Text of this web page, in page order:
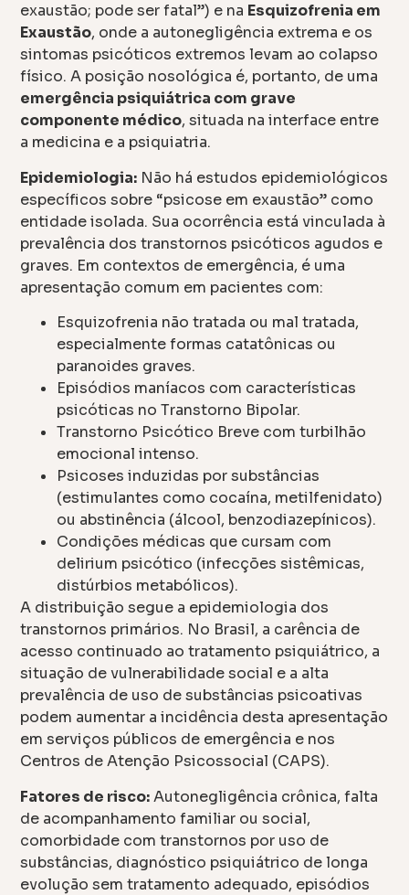
exaustão; pode ser fatal”) e na Esquizofrenia em
Exaustão, onde a autonegligência extrema e os
sintomas psicóticos extremos levam ao colapso
físico. A posição nosológica é, portanto, de uma
emergência psiquiátrica com grave
componente médico, situada na interface entre
a medicina e a psiquiatria.
Epidemiologia: Não há estudos epidemiológicos
específicos sobre “psicose em exaustão” como
entidade isolada. Sua ocorrência está vinculada à
prevalência dos transtornos psicóticos agudos e
graves. Em contextos de emergência, é uma
apresentação comum em pacientes com:
Esquizofrenia não tratada ou mal tratada,
especialmente formas catatônicas ou
paranoides graves.
Episódios maníacos com características
psicóticas no Transtorno Bipolar.
Transtorno Psicótico Breve com turbilhão
emocional intenso.
Psicoses induzidas por substâncias
(estimulantes como cocaína, metilfenidato)
ou abstinência (álcool, benzodiazepínicos).
Condições médicas que cursam com
delirium psicótico (infecções sistêmicas,
distúrbios metabólicos).
A distribuição segue a epidemiologia dos
transtornos primários. No Brasil, a carência de
acesso continuado ao tratamento psiquiátrico, a
situação de vulnerabilidade social e a alta
prevalência de uso de substâncias psicoativas
podem aumentar a incidência desta apresentação
em serviços públicos de emergência e nos
Centros de Atenção Psicossocial (CAPS).
Fatores de risco:Autonegligência crônica, falta
de acompanhamento familiar ou social,
comorbidade com transtornos por uso de
substâncias, diagnóstico psiquiátrico de longa
evolução sem tratamento adequado, episódios